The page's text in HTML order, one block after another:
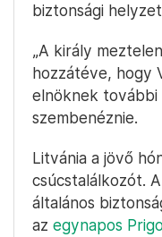
biztonsági
„A király
hozzátéve, hogy
elnöknek további
szembenéznie.
Litvánia a jövő
csúcstalálkozót.
általános
az egynapos